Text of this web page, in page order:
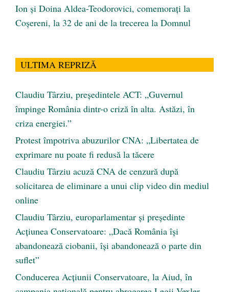
Ion și Doina Aldea-Teodorovici, comemorați la
Coșereni, la 32 de ani de la trecerea la Domnul
ULTIMA REPRIZĂ
Claudiu Târziu, președintele ACT: „Guvernul
împinge România dintr-o criză în alta. Astăzi, în
criza energiei.”
Protest împotriva abuzurilor CNA: „Libertatea de
exprimare nu poate fi redusă la tăcere
Claudiu Târziu acuză CNA de cenzură după
solicitarea de eliminare a unui clip video din mediul
online
Claudiu Târziu, europarlamentar și președinte
Acțiunea Conservatoare: „Dacă România își
abandonează ciobanii, își abandonează o parte din
suflet”
Conducerea Acțiunii Conservatoare, la Aiud, în